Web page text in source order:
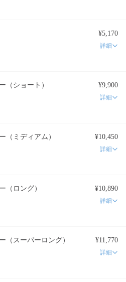
¥5,170
詳細
（ショート） ¥9,900
詳細
（ミディアム） ¥10,450
詳細
（ロング） ¥10,890
詳細
（スーパーロング） ¥11,770
詳細